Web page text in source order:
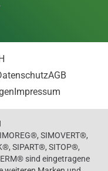
AGB
Impressum
SIMOVERT®,
SIPART®, SITOP®,
sind eingetragene